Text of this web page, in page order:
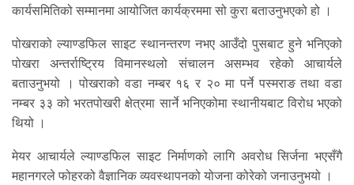
कार्यसमितिको सम्मानमा आयोजित कार्यक्रममा सो कुरा बताउनुभएको हो ।
पोखराको ल्याण्डफिल साइट स्थानन्तरण नभए आउँदो पुसबाट हुने भनिएको
पोखरा अन्तर्राष्ट्रिय विमानस्थलो संचालन असम्भव रहेको आचार्यले
बताउनुभयो । पोखराको वडा नम्बर १६ र २० मा पर्ने पस्मराङ तथा वडा
नम्बर ३३ को भरतपोखरी क्षेत्रमा सार्ने भनिएकोमा स्थानीयबाट विरोध भएको
थियो ।
मेयर आचार्यले ल्याण्डफिल साइट निर्माणको लागि अवरोध सिर्जना भएसँगै
महानगरले फोहरको वैज्ञानिक व्यवस्थापनको योजना कोरेको जनाउनुभयो ।